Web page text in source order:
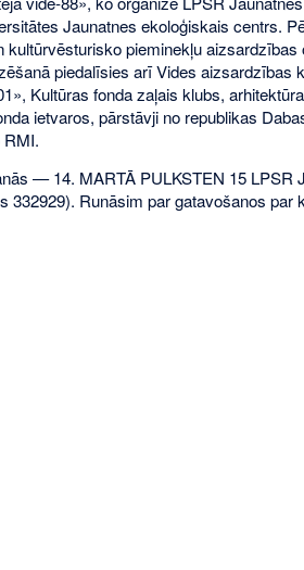
Jaunatnes ekoloģiskais centrs.
kultūrvēsturisko pieminekļu
piedalīsies arī Vides aizsardzības
Kultūras fonda zaļais klubs,
ietvaros, pārstāvji no republikas
— 14. MARTĀ PULKSTEN 15 LPSR
332929). Runāsim par gatavošanos par